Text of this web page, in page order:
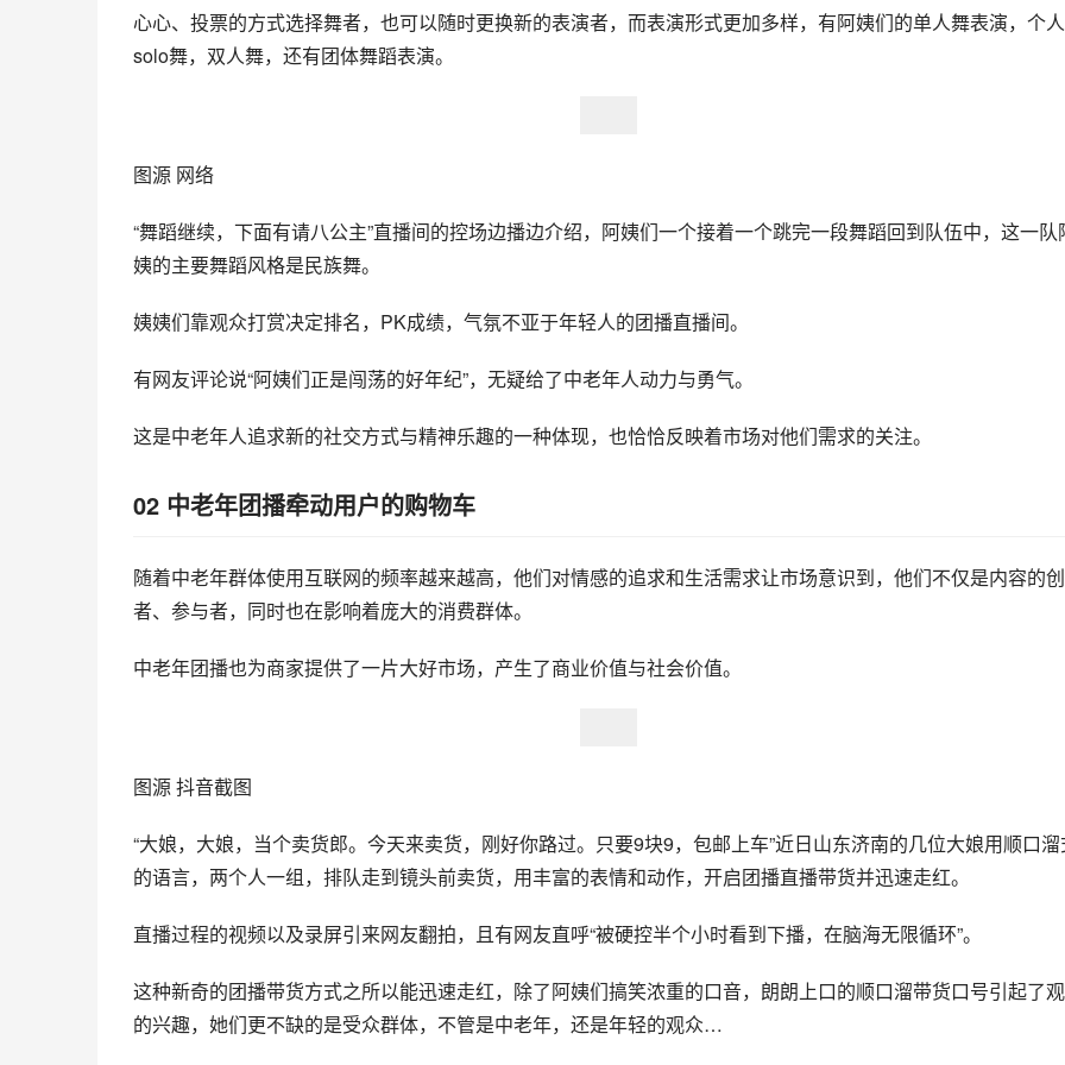
心心、投票的方式选择舞者，也可以随时更换新的表演者，而表演形式更加多样，有阿姨们的单人舞表演，个人
solo舞，双人舞，还有团体舞蹈表演。
图源 网络
“舞蹈继续，下面有请八公主”直播间的控场边播边介绍，阿姨们一个接着一个跳完一段舞蹈回到队伍中，这一队
姨的主要舞蹈风格是民族舞。
姨姨们靠观众打赏决定排名，PK成绩，气氛不亚于年轻人的团播直播间。
有网友评论说“阿姨们正是闯荡的好年纪”，无疑给了中老年人动力与勇气。
这是中老年人追求新的社交方式与精神乐趣的一种体现，也恰恰反映着市场对他们需求的关注。
02 中老年团播牵动用户的购物车
随着中老年群体使用互联网的频率越来越高，他们对情感的追求和生活需求让市场意识到，他们不仅是内容的
者、参与者，同时也在影响着庞大的消费群体。
中老年团播也为商家提供了一片大好市场，产生了商业价值与社会价值。
图源 抖音截图
“大娘，大娘，当个卖货郎。今天来卖货，刚好你路过。只要9块9，包邮上车”近日山东济南的几位大娘用顺口
的语言，两个人一组，排队走到镜头前卖货，用丰富的表情和动作，开启团播直播带货并迅速走红。
直播过程的视频以及录屏引来网友翻拍，且有网友直呼“被硬控半个小时看到下播，在脑海无限循环”。
这种新奇的团播带货方式之所以能迅速走红，除了阿姨们搞笑浓重的口音，朗朗上口的顺口溜带货口号引起了
的兴趣，她们更不缺的是受众群体，不管是中老年，还是年轻的观众…